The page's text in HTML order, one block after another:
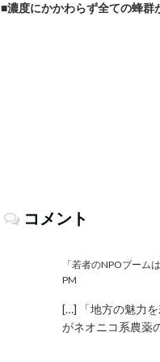
■濃度にかかわらず全ての蜂群
コメント
「若者のNPOブーム
PM
[…] 「地方の魅力
がネオニコ系農薬